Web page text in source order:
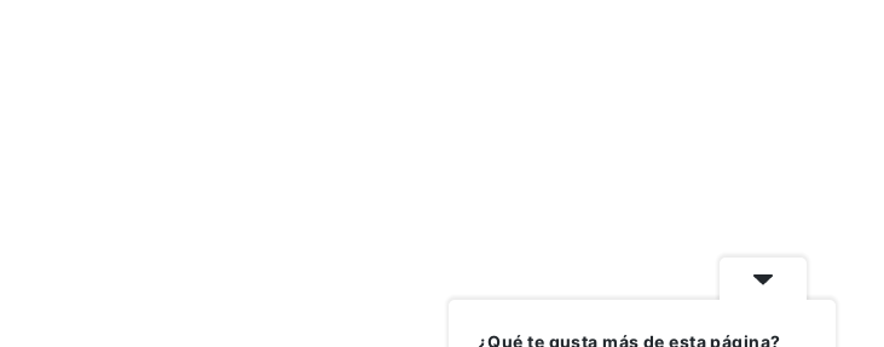
¿Qué te gusta más de esta página?